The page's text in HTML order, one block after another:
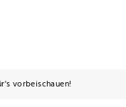
vorbeischauen!